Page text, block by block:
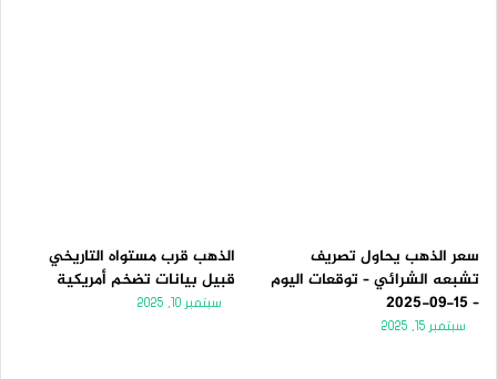
سعر الذهب يحاول تصريف
تشبعه الشرائي – توقعات اليوم
– 15-09-2025
سبتمبر 15, 2025
الذهب قرب مستواه التاريخي
قبيل بيانات تضخم أمريكية
سبتمبر 10, 2025